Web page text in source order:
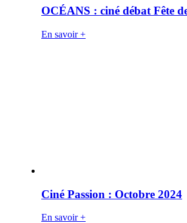
OCÉANS : ciné débat Fête
En savoir +
Ciné Passion : Octobre 2024
En savoir +